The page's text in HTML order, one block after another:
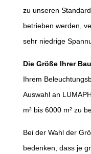
zu unseren
betrieben werden,
sehr niedrige
Die Größe Ihrer
Ihrem
Auswahl an
m² bis 6000 m² zu
Bei der Wahl der
bedenken, dass je